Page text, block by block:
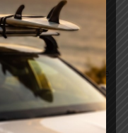
elettricamente,
protezioni integrate.
privacy e protezione